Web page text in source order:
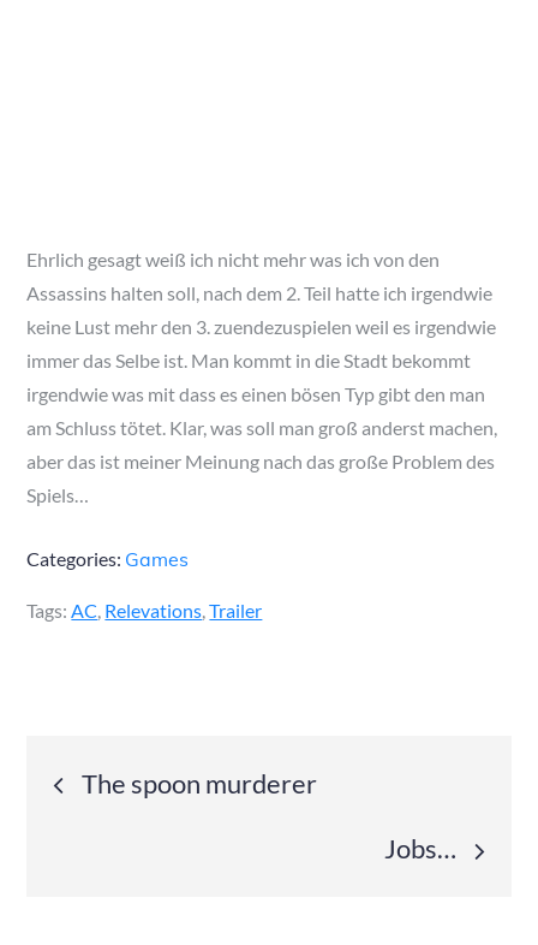
Ehrlich gesagt weiß ich nicht mehr was ich von den
Assassins halten soll, nach dem 2. Teil hatte ich irgendwie
keine Lust mehr den 3. zuendezuspielen weil es irgendwie
immer das Selbe ist. Man kommt in die Stadt bekommt
irgendwie was mit dass es einen bösen Typ gibt den man
am Schluss tötet. Klar, was soll man groß anderst machen,
aber das ist meiner Meinung nach das große Problem des
Spiels…
Categories: Games
Tags:AC, Relevations,Trailer
Post
The spoon murderer
Jobs…